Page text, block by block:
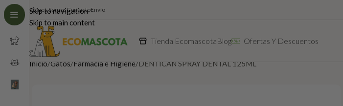
Skip to navigation
Skip to main content
Quiénes SomosContactoEnvío
Tienda EcomascotaBlog Ofertas Y Descuentos
Inicio Gatos Farmacia e Higiene DENTICAN SPRAY DENTAL 125ML